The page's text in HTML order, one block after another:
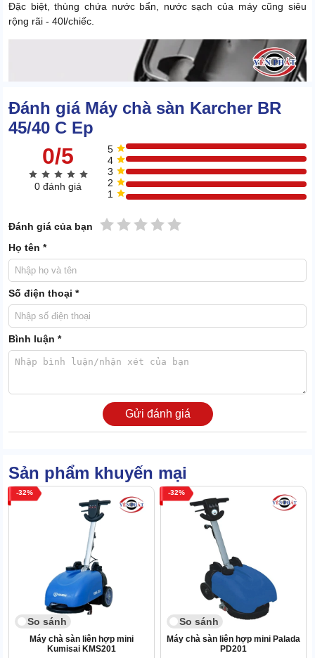
Đặc biệt, thùng chứa nước bẩn, nước sạch của máy cũng siêu
rộng rãi - 40l/chiếc.
Độ bền lên tới 25 năm
sàn Karcher BR 45/40 C Ep:
- Thứ nhất là chất liệu hoàn thiện cực đẳng cấp, từ ngoài vào
trong, thể hiện qua từng chi tiết nhỏ.
- Thứ hai là khâu đánh giá, kiểm duyệt và sàng lọc cực khắt khe.
- Thứ ba là độ uy tín hiếm có của Karcher - thương hiệu thiết bị vệ
sinh đình đám tại Đức. Vậy nên không có gì bất ngờ khi máy có độ
bền lên tới 25 năm.
Đánh giá Máy chà sàn Karcher BR
45/40 C Ep
0/5
0 đánh giá
5
4
3
2
1
Đánh giá của bạn 5 sao
4 sao
3 sao
2 sao
1 sao
Họ tên *
Số điện thoại *
Bình luận *
Gửi đánh giá
Sản phẩm khuyến mại
32
So sánh
Máy chà sàn liên hợp mini
Kumisai KMS201
32
So sánh
Máy chà sàn liên hợp mini Palada
PD201